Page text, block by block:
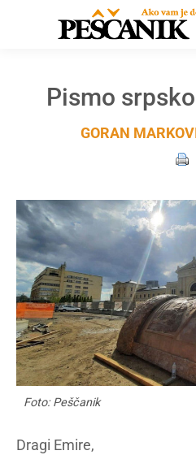
Pismo
GORAN
Foto: Peščanik
Dragi Emire,